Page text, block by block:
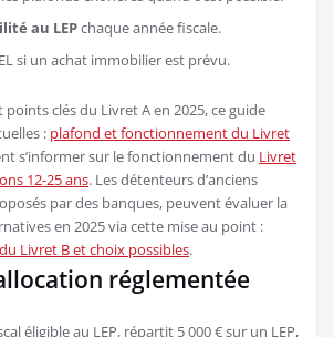
au LEPchaque année fiscale.
si un achat immobilier est prévu.
clés du Livret A en 2025, ce guide
: plafond et fonctionnement du Livret
s’informer sur le fonctionnement du Livret
12-25 ans. Les détenteurs d’anciens
par des banques, peuvent évaluer la
en 2025 via cette mise au point :
Livret B et choix possibles.
réglementée
éligible au LEP, répartit 5 000 € sur un LEP,